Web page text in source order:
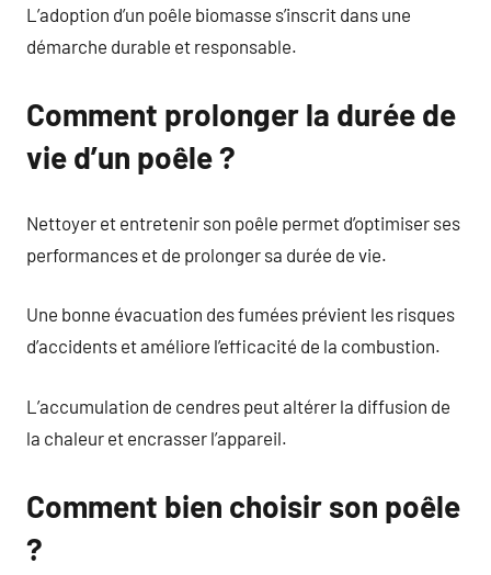
L’adoption d’un poêle biomasse s’inscrit dans une
démarche durable et responsable.
Comment prolonger la durée de
vie d’un poêle ?
Nettoyer et entretenir son poêle permet d’optimiser ses
performances et de prolonger sa durée de vie.
Une bonne évacuation des fumées prévient les risques
d’accidents et améliore l’efficacité de la combustion.
L’accumulation de cendres peut altérer la diffusion de
la chaleur et encrasser l’appareil.
Comment bien choisir son poêle
?